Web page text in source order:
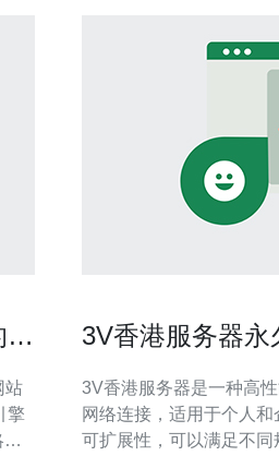
站
擎
3V香港服务器永
3V香港服务器是一种高
网络连接，适用于个人
可扩展性，可以满足不同规模